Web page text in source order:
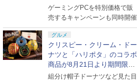
ゲーミングPCを特別価格で販
売するキャンペーンも同時開催
グルメ
クリスピー・クリーム・ドー
ナツと「ハリポタ」のコラボ
商品が8月21日より期間限定
で発売
組分け帽子ドーナツなど見た目